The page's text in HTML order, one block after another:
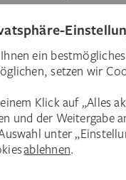
den
worden
Fotografien,
werfen
Gemälde